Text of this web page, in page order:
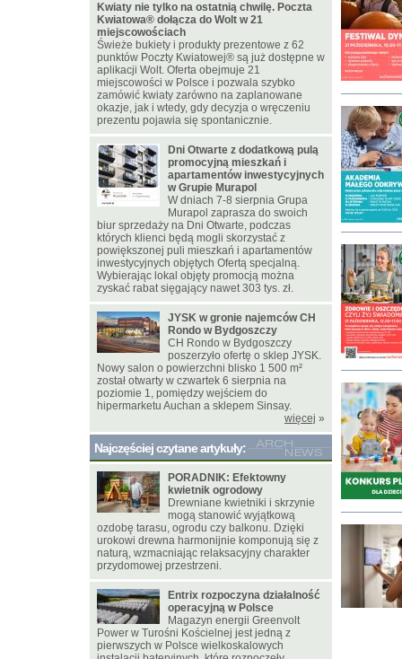
Kwiaty nie tylko na ostatnią chwilę. Poczta
Kwiatowa® dołącza do Wolt w 21
miejscowościach
Świeże bukiety i produkty prezentowe z 62
punktów Poczty Kwiatowej® są już dostępne w
aplikacji Wolt. Oferta obejmuje 21
miejscowości w Polsce i pozwala szybko
zamówić kwiaty zarówno na zaplanowane
okazje, jak i wtedy, gdy decyzja o wręczeniu
prezentu pojawia się spontanicznie.
Dni Otwarte z dodatkową pulą
promocyjną mieszkań i
apartamentów inwestycyjnych
w Grupie Murapol
W dniach 7-8 sierpnia Grupa
Murapol zaprasza do swoich
biur sprzedaży na Dni Otwarte, podczas
których klienci będą mogli skorzystać z
powiększonej puli mieszkań i apartamentów
inwestycyjnych objętych Ofertą specjalną.
Wybierając lokal objęty promocją można
zyskać rabat sięgający nawet 303 tys. zł.
JYSK w gronie najemców CH
Rondo w Bydgoszczy
CH Rondo w Bydgoszczy
poszerzyło ofertę o sklep JYSK.
Nowy salon o powierzchni blisko 1 500 m²
został otwarty w czwartek 6 sierpnia na
poziomie 1, pomiędzy wejściem do
hipermarketu Auchan a sklepem Sinsay.
więcej »
Najczęściej czytane artykuły:
PORADNIK: Efektowny
kwietnik ogrodowy
Drewniane kwietniki i skrzynie
mogą stanowić wyjątkową
ozdobę tarasu, ogrodu czy balkonu. Dzięki
urokowi drewna harmonijnie komponują się z
naturą, wzmacniając relaksacyjny charakter
przydomowej przestrzeni.
Entrix rozpoczyna działalność
operacyjną w Polsce
Magazyn energii Greenvolt
Power w Turośni Kościelnej jest jedną z
pierwszych w Polsce wielkoskalowych